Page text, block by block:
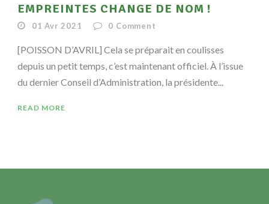
EMPREINTES CHANGE DE NOM !
01 Avr 2021 0 Comment
[POISSON D’AVRIL] Cela se préparait en coulisses
depuis un petit temps, c’est maintenant officiel. À l’issue
du dernier Conseil d’Administration, la présidente...
READ MORE